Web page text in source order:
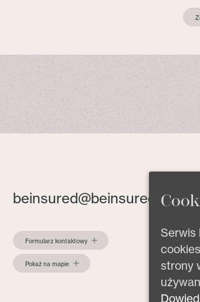
beinsured@beinsured.pl
Formularz kontaktowy
Pokaż na mapie
Serwis
strony